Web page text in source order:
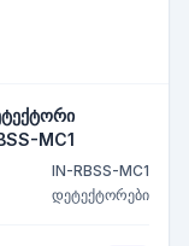
MC1
IN-RBSS-MC1
დეტექტორები